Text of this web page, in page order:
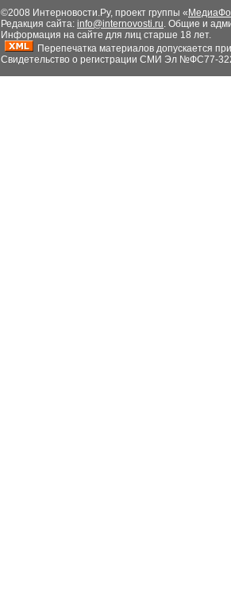
©2008 Интерновости.Ру, проект группы «
Редакция сайта: info@internovosti.ru. Общие и
Информация на сайте для лиц старше 18 лет.
Перепечатка материалов допускается
Свидетельство о регистрации СМИ Эл №ФС77-